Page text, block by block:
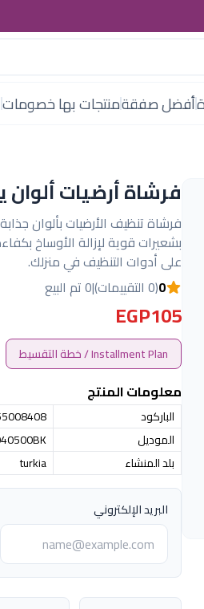
أفضل صفقةمنتجات بها خصومات
فرشاة أرضيات ألوان
فرشاة تنظيف الأرضيات بألوان
بشعيرات قوية لإزالة الأوساخ
على أدوات التنظيف في منزلك.
0(0 التقييمات) |0 تم البيع
EGP105
Installment Plan / خطة التقسيط
معلومات المنتج
الباركود
الموديل
بلد المنشاء
turkia
البريد الإلكتروني